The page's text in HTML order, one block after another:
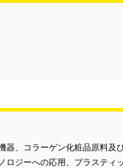
器、コラーゲン化粧品原料及
ロジーへの応用、プラスティ